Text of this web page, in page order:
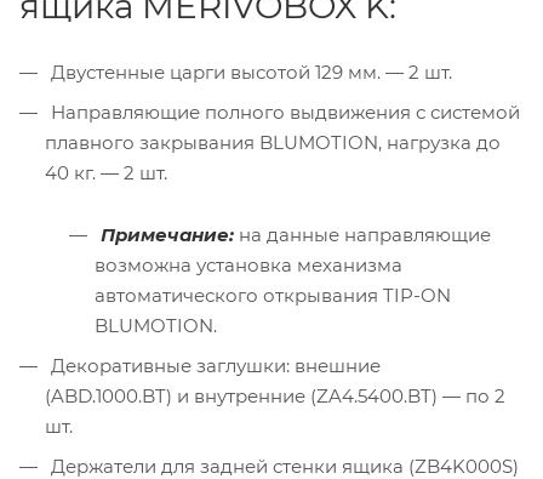
Двустенные царги высотой 129 мм. — 2 шт.
Направляющие полного выдвижения с системой
плавного закрывания BLUMOTION, нагрузка до
40 кг. — 2 шт.
Примечание: на данные направляющие
возможна установка механизма
автоматического открывания TIP-ON
BLUMOTION.
Декоративные заглушки: внешние
(ABD.1000.BT) и внутренние (ZA4.5400.BT) — по 2
шт.
Держатели для задней стенки ящика (ZB4K000S)